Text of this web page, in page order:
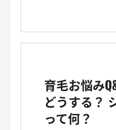
育毛お悩み
どうする？
って何？